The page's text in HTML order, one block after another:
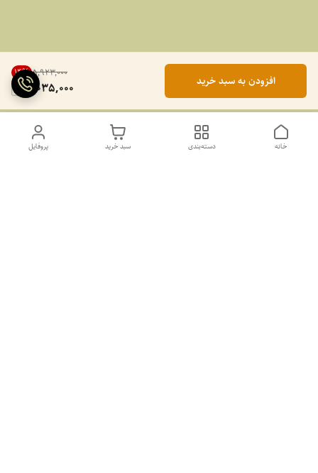
۵٬۹۲۳٬۰۰۰ 14%
5,035,000 افزودن به سبد خرید
پروفایل سبد خرید دسته‌بندی خانه